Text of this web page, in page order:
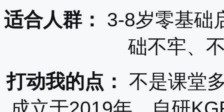
适合人群：
3-8岁零基础
础不牢、
打动我的点：
不是课堂